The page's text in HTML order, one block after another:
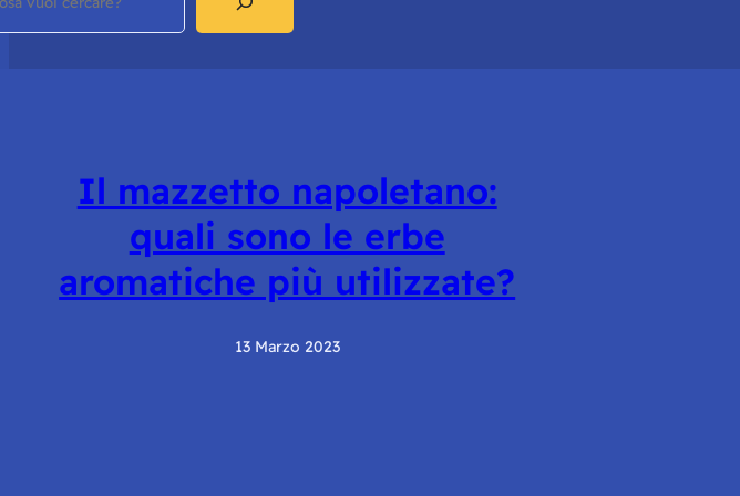
Il mazzetto napoletano:
quali sono le erbe
aromatiche più utilizzate?
13 Marzo 2023